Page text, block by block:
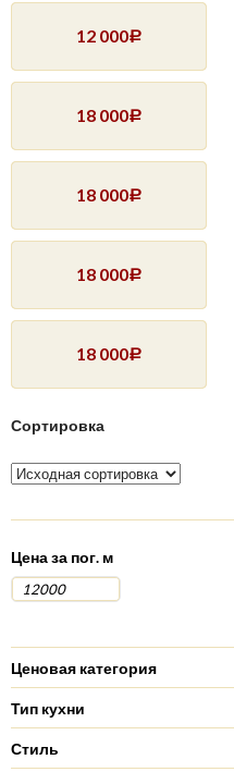
12 000Р
18 000Р
18 000Р
18 000Р
18 000Р
Сортировка
Цена за пог. м
Ценовая категория
Тип кухни
Стиль